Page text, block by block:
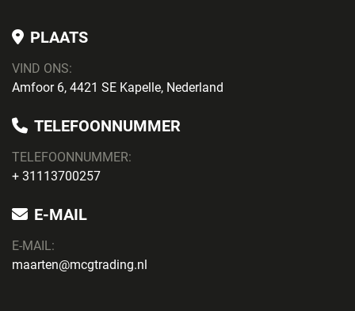
PLAATS
VIND ONS:
Amfoor 6, 4421 SE Kapelle, Nederland
TELEFOONNUMMER
TELEFOONNUMMER:
+ 31113700257
E-MAIL
E-MAIL:
maarten@mcgtrading.nl